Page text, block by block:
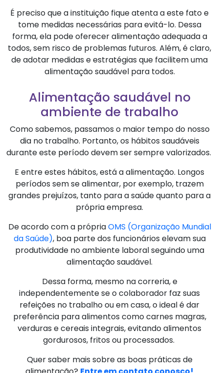
É preciso que a instituição fique atenta a este fato e
tome medidas necessárias para evitá-lo. Dessa
forma, ela pode oferecer alimentação adequada a
todos, sem risco de problemas futuros. Além, é claro,
de adotar medidas e estratégias que facilitem uma
alimentação saudável para todos.
Alimentação saudável no
ambiente de trabalho
Como sabemos, passamos o maior tempo do nosso
dia no trabalho. Portanto, os hábitos saudáveis
durante este período devem ser sempre valorizados.
E entre estes hábitos, está a alimentação. Longos
períodos sem se alimentar, por exemplo, trazem
grandes prejuízos, tanto para a saúde quanto para a
própria empresa.
De acordo com a própriaOMS (Organização Mundial
da Saúde), boa parte dos funcionários elevam sua
produtividade no ambiente laboral seguindo uma
alimentação saudável.
Dessa forma, mesmo na correria, e
independentemente se o colaborador faz suas
refeições no trabalho ou em casa, o ideal é dar
preferência para alimentos como carnes magras,
verduras e cereais integrais, evitando alimentos
gordurosos, fritos ou processados.
Quer saber mais sobre as boas práticas de